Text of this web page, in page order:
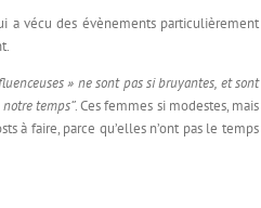
a vécu des évènements particulièrement
» ne sont pas si bruyantes, et sont
temps‘’. Ces femmes si modestes, mais
à faire, parce qu’elles n’ont pas le temps